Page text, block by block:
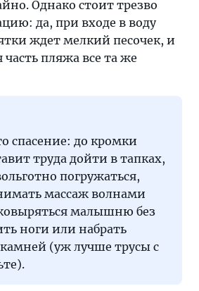
Однако стоит трезво
да, при входе в воду
ждет мелкий песочек, и
пляжа все та же
спасение: до кромки
труда дойти в тапках,
погружаться,
массаж волнами
малышню без
ноги или набрать
(уж лучше трусы с